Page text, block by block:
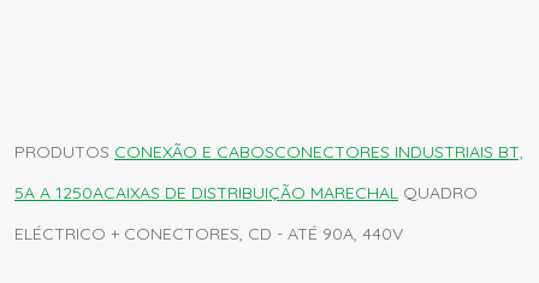
PRODUTOS CONEXÃO E CABOSCONECTORES INDUSTRIAIS BT,
5A A 1250ACAIXAS DE DISTRIBUIÇÃO MARECHAL QUADRO
ELÉCTRICO + CONECTORES, CD - ATÉ 90A, 440V